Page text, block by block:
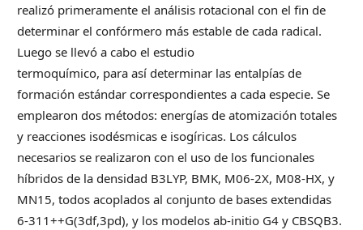
realizó primeramente el análisis rotacional con el fin de
determinar el confórmero más estable de cada radical.
Luego se llevó a cabo el estudio
termoquímico, para así determinar las entalpías de
formación estándar correspondientes a cada especie. Se
emplearon dos métodos: energías de atomización totales
y reacciones isodésmicas e isogíricas. Los cálculos
necesarios se realizaron con el uso de los funcionales
híbridos de la densidad B3LYP, BMK, M06-2X, M08-HX, y
MN15, todos acoplados al conjunto de bases extendidas
6-311++G(3df,3pd), y los modelos ab-initio G4 y CBSQB3.